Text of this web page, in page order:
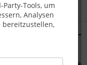
Tools, um
Analysen
285 #N720-